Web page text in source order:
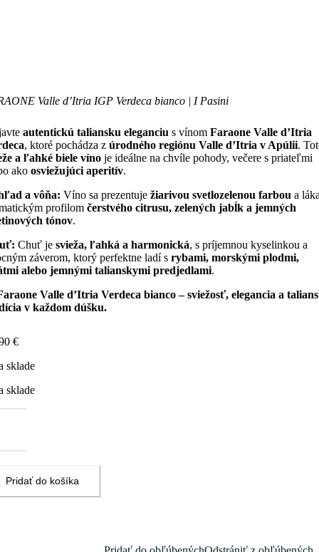
Valle d’Itria IGP Verdeca bianco | I Pasini
autentickú taliansku eleganciu s vínom Faraone Valle d’Itria
, ktoré pochádza z úrodného regiónu Valle d’Itria v Apúlii.
a ľahké biele víno je ideálne na chvíle pohody, večere s priateľmi
ako osviežujúci aperitív.
a vôňa: Víno sa prezentuje žiarivou svetlozelenou farbou a
profilom čerstvého citrusu, zelených jabĺk a jemných
tónov.
Chuť je svieža, ľahká a harmonická, s príjemnou kyselinkou a
záverom, ktorý perfektne ladí s rybami, morskými plodmi,
alebo jemnými talianskymi predjedlami.
Valle d’Itria Verdeca bianco – sviežosť, elegancia a
v každom dúšku.
€
sklade
sklade
Pridať do košíka